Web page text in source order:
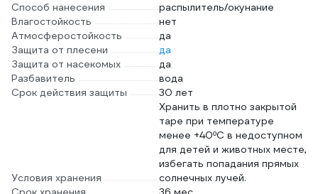
Способ нанесения
распылитель/окунание
Влагостойкость
нет
Атмосферостойкость
да
Защита от плесени
да
Защита от насекомых
да
Разбавитель
вода
Срок действия защиты
30 лет
Условия хранения
Хранить в плотно закрытой
таре при температуре
менее +40ºС в недоступном
для детей и животных месте,
избегать попадания прямых
солнечных лучей.